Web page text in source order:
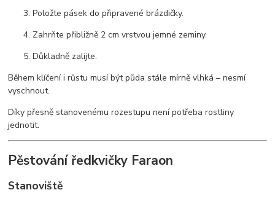
Položte pásek do připravené brázdičky.
Zahrňte přibližně 2 cm vrstvou jemné zeminy.
Důkladně zalijte.
Během klíčení i růstu musí být půda stále mírně vlhká – nesmí
vyschnout.
Díky přesně stanovenému rozestupu není potřeba rostliny
jednotit.
Pěstování ředkvičky Faraon
Stanoviště